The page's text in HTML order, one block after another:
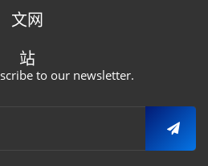
文网
站
to our newsletter.